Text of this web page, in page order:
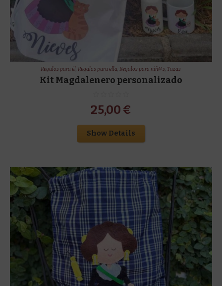
Regalos para él,Regalos para ella,Regalos para niñ@s, Tazas
Kit Magdalenero personalizado
25,00 €
Show Details